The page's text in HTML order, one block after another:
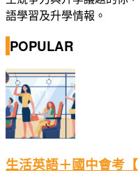
語學習及升學情報。
POPULAR
生活英語＋國中會考